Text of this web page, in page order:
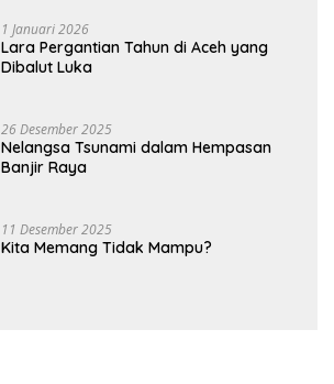
1 Januari 2026
Lara Pergantian Tahun di Aceh yang
Dibalut Luka
26 Desember 2025
Nelangsa Tsunami dalam Hempasan
Banjir Raya
11 Desember 2025
Kita Memang Tidak Mampu?